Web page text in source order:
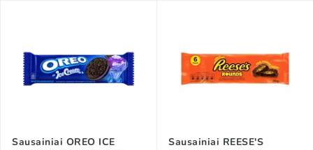
Sausainiai OREO ICE
Sausainiai REESE'S